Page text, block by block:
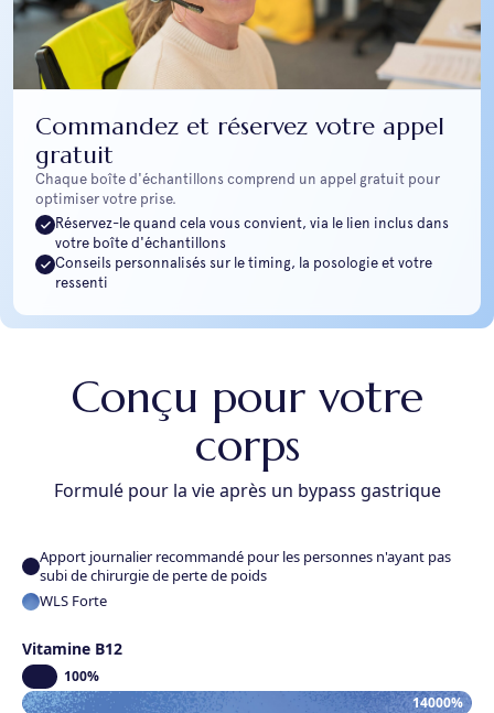
Commandez et réservez votre appel
gratuit
Chaque boîte d'échantillons comprend un appel gratuit pour
optimiser votre prise.
Réservez-le quand cela vous convient, via le lien inclus dans
votre boîte d'échantillons
Conseils personnalisés sur le timing, la posologie et votre
ressenti
Conçu pour votre
corps
Formulé pour la vie après un bypass gastrique
Apport journalier recommandé pour les personnes n'ayant pas
subi de chirurgie de perte de poids
WLS Forte
Vitamine B12
100%
14000%